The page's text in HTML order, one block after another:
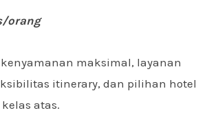
orang
maksimal, layanan
itinerary, dan pilihan hotel
atas.